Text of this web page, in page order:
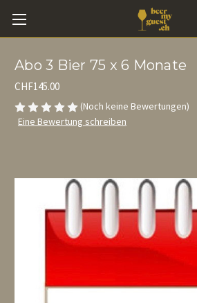
Abo 3 Bier 75 x 6 Monate
CHF145.00
(Noch keine Bewertungen)
Eine Bewertung schreiben